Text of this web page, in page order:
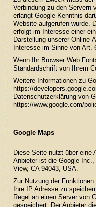
Verbindung zu den Servern
erlangt Google Kenntnis
Website aufgerufen wurde.
erfolgt im Interesse einer
Darstellung unserer
Interesse im Sinne von
Wenn Ihr Browser Web
Standardschrift von Ihrem
Weitere Informationen zu
https://
Datenschutzerklärung von
https://www.google.com/
Google Maps
Diese Seite nutzt über eine
Anbieter ist die Google
View, CA 94043, USA.
Zur Nutzung der
Ihre IP Adresse zu
Regel an einen Server von
gespeichert. Der Anbieter